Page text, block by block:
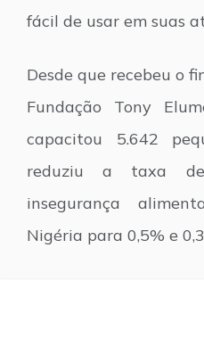
fácil de usar em suas
Desde que recebeu o
Fundação Tony
capacitou 5.642
reduziu a taxa
insegurança
Nigéria para 0,5% e